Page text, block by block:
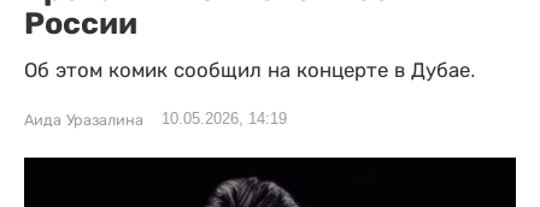
России
Об этом комик сообщил на концерте в Дубае.
Аида Уразалина 10.05.2026, 14:19